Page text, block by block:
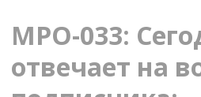
MPO-033:
отвечает на